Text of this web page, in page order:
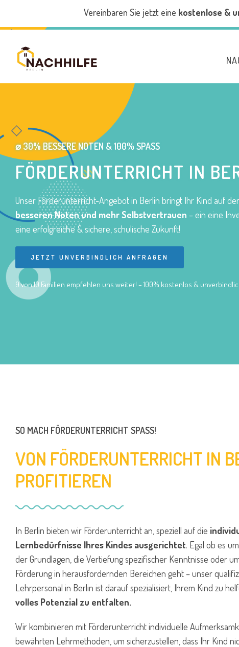
Vereinbaren Sie jetzt eine kostenlose &
⌀ 30% BESSERE NOTEN & 100% SPASS
FÖRDERUNTERRICHT IN
Unser Förderunterricht-Angebot in Berlin bringt Ihr Kind auf
besseren Noten und mehr Selbstvertrauen – ein eine
eine erfolgreiche & sichere, schulische Zukunft!
JETZT UNVERBINDLICH ANFRAGEN
9 von 10 Familien empfehlen uns weiter! – 100% kostenlos &
SO MACH FÖRDERUNTERRICHT SPASS!
VON FÖRDERUNTERRICHT IN
PROFITIEREN
In Berlin bieten wir Förderunterricht an, speziell auf die
Lernbedürfnisse Ihres Kindes ausgerichtet. Egal ob es
der Grundlagen, die Vertiefung spezifischer Kenntnisse oder
Förderung in herausfordernden Bereichen geht – unser
Lehrpersonal in Berlin ist darauf spezialisiert, Ihrem Kind zu
volles Potenzial zu entfalten.
Wir kombinieren mit Förderunterricht individuelle
bewährten Lehrmethoden, um sicherzustellen, dass Ihr Kind